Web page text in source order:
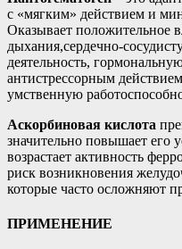
с «мягким» действием и
Оказывает положительное
дыхания,сердечно-
деятельность,
антистрессорным
умственную
Аскорбиновая кислота
значительно повышает его
возрастает активность
риск возникновения
которые часто осложняют
ПРИМЕНЕНИЕ